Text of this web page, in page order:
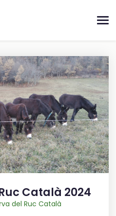
Català 2024
del Ruc Català